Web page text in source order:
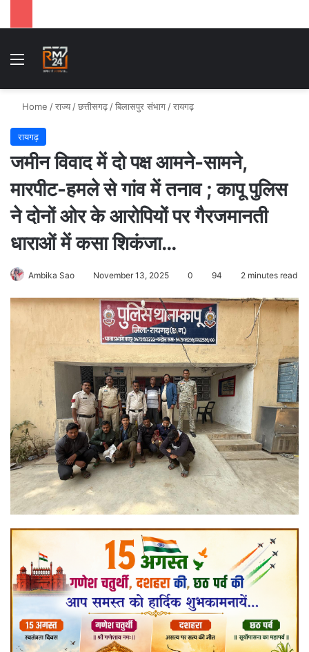
Menu
Home /राज्य /छत्तीसगढ़ /बिलासपुर संभाग /रायगढ़
रायगढ़
जमीन विवाद में दो पक्ष आमने-सामने,
मारपीट-हमले से गांव में तनाव ; कापू पुलिस
ने दोनों ओर के आरोपियों पर गैरजमानती
धाराओं में कसा शिकंजा…
Ambika Sao November 13, 2025 0 94 2 minutes read